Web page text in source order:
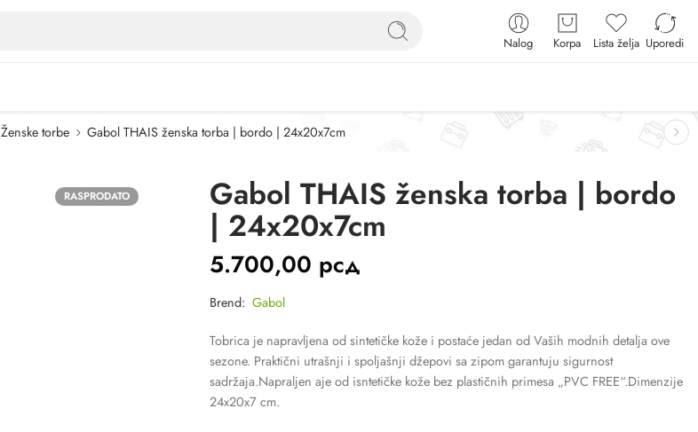
Nalog Korpa Lista želja Uporedi
Ženske torbe Gabol THAIS ženska torba | bordo | 24x20x7cm
RASPRODATO Gabol THAIS ženska torba | bordo
| 24x20x7cm
5.700,00 рсд
Brend: Gabol
Tobrica je napravljena od sintetičke kože i postaće jedan od Vaših modnih detalja ove
sezone. Praktični utrašnji i spoljašnji džepovi sa zipom garantuju sigurnost
sadržaja.Napraljen aje od isntetičke kože bez plastičnih primesa „PVC FREE“.Dimenzije
24x20x7 cm.